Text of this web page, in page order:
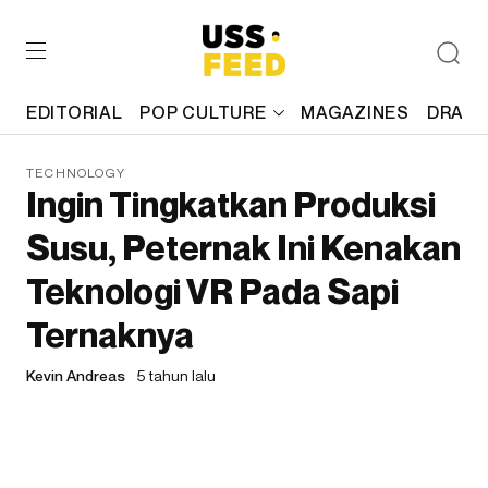
EDITORIAL POP CULTURE MAGAZINES
TECHNOLOGY
Ingin Tingkatkan Produksi
Susu, Peternak Ini Kenakan
Teknologi VR Pada Sapi
Ternaknya
Kevin Andreas 5 tahun lalu